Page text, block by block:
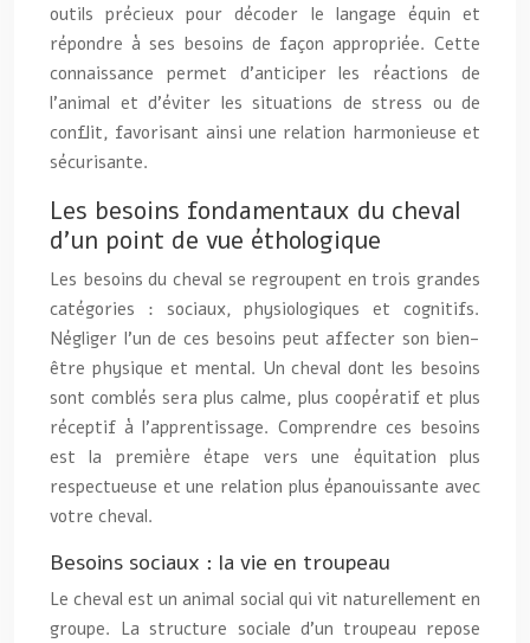
outils précieux pour décoder le langage équin et
répondre à ses besoins de façon appropriée. Cette
connaissance permet d’anticiper les réactions de
l’animal et d’éviter les situations de stress ou de
conflit, favorisant ainsi une relation harmonieuse et
sécurisante.
Les besoins fondamentaux du cheval
d’un point de vue éthologique
Les besoins du cheval se regroupent en trois grandes
catégories : sociaux, physiologiques et cognitifs.
Négliger l’un de ces besoins peut affecter son bien-
être physique et mental. Un cheval dont les besoins
sont comblés sera plus calme, plus coopératif et plus
réceptif à l’apprentissage. Comprendre ces besoins
est la première étape vers une équitation plus
respectueuse et une relation plus épanouissante avec
votre cheval.
Besoins sociaux : la vie en troupeau
Le cheval est un animal social qui vit naturellement en
groupe. La structure sociale d’un troupeau repose